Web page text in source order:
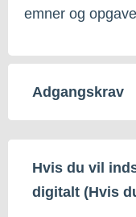
emner og
Adgangskrav
Hvis du vil
digitalt (Hvis